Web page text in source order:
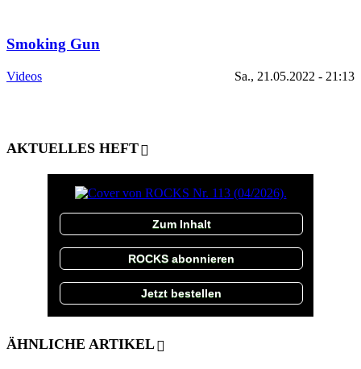
Smoking Gun
Videos Sa., 21.05.2022 - 21:13
AKTUELLES HEFT
Zum Inhalt
ROCKS abonnieren
Jetzt bestellen
ÄHNLICHE ARTIKEL